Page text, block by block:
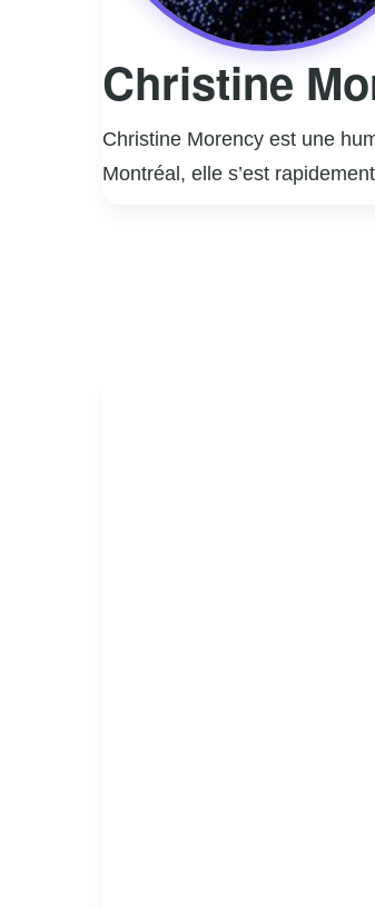
Christine
Christine Morency est une
Montréal, elle s’est
radio, contribuant à élargir
faisant d’elle une figure